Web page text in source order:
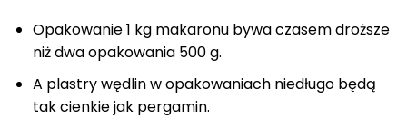
Opakowanie 1 kg makaronu bywa czasem droższe
niż dwa opakowania 500 g.
A plastry wędlin w opakowaniach niedługo będą
tak cienkie jak pergamin.